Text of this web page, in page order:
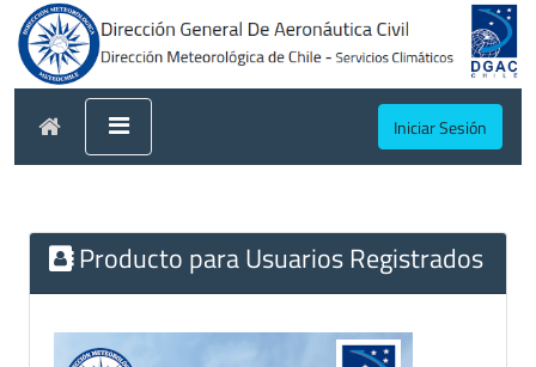
Iniciar Sesión
Producto para Usuarios Registrados